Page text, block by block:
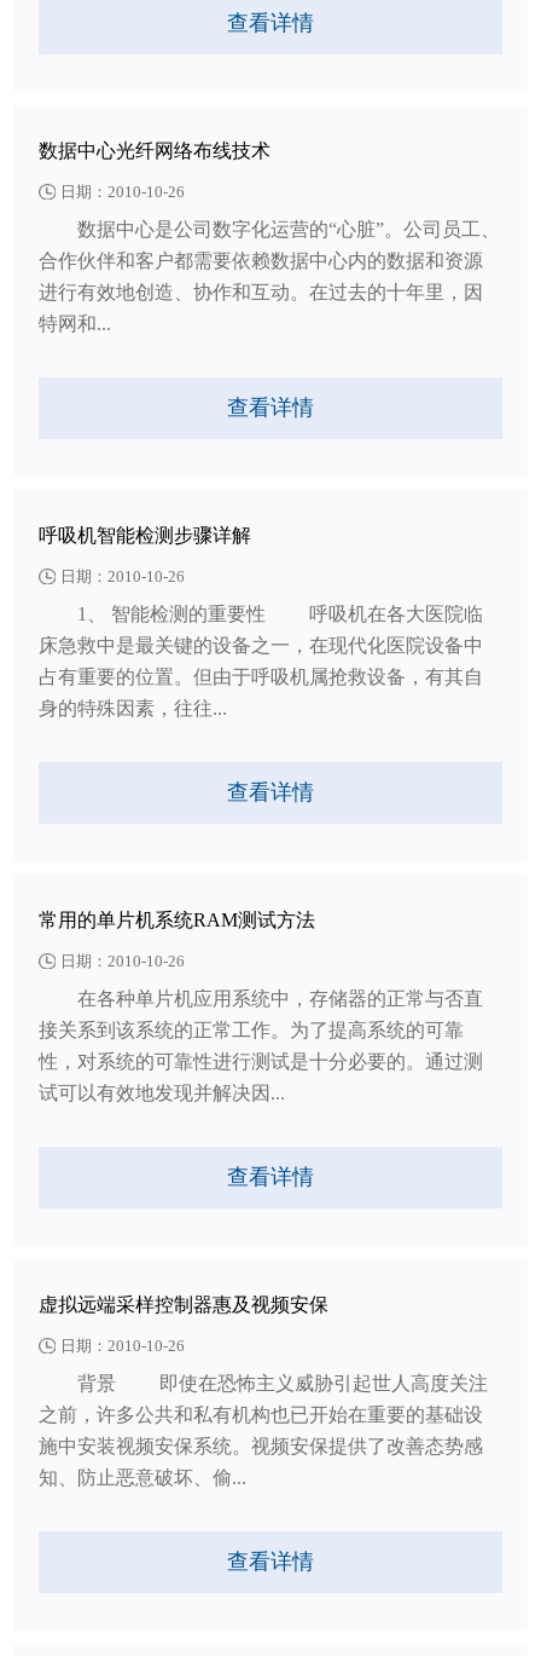
查看详情
数据中心光纤网络布线技术
日期：2010-10-26
数据中心是公司数字化运营的“心脏”。公司员工、
合作伙伴和客户都需要依赖数据中心内的数据和资源
进行有效地创造、协作和互动。在过去的十年里，因
特网和...
查看详情
呼吸机智能检测步骤详解
日期：2010-10-26
1、 智能检测的重要性 呼吸机在各大医院临
床急救中是最关键的设备之一，在现代化医院设备中
占有重要的位置。但由于呼吸机属抢救设备，有其自
身的特殊因素，往往...
查看详情
常用的单片机系统RAM测试方法
日期：2010-10-26
在各种单片机应用系统中，存储器的正常与否直
接关系到该系统的正常工作。为了提高系统的可靠
性，对系统的可靠性进行测试是十分必要的。通过测
试可以有效地发现并解决因...
查看详情
虚拟远端采样控制器惠及视频安保
日期：2010-10-26
背景 即使在恐怖主义威胁引起世人高度关注
之前，许多公共和私有机构也已开始在重要的基础设
施中安装视频安保系统。视频安保提供了改善态势感
知、防止恶意破坏、偷...
查看详情